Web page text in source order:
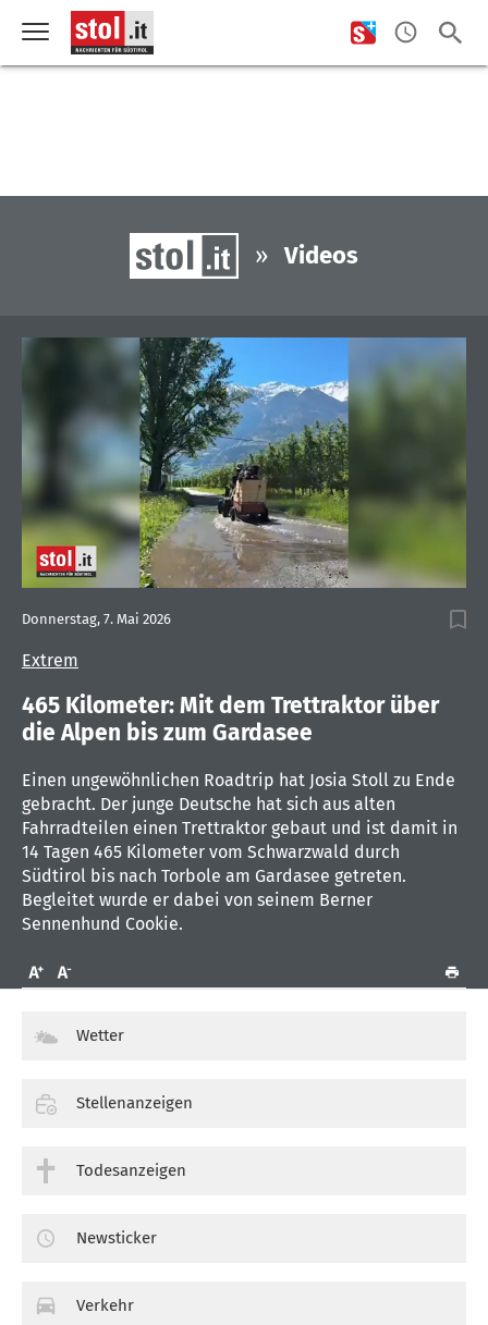
» Videos
seconds
of
minute,
seconds
Extrem
Donnerstag, 7. Mai 2026
465 Kilometer: Mit dem Trettraktor über
die Alpen bis zum Gardasee
Einen ungewöhnlichen Roadtrip hat Josia Stoll zu Ende
gebracht. Der junge Deutsche hat sich aus alten
Fahrradteilen einen Trettraktor gebaut und ist damit in
14 Tagen 465 Kilometer vom Schwarzwald durch
Südtirol bis nach Torbole am Gardasee getreten.
Begleitet wurde er dabei von seinem Berner
Sennenhund Cookie.
Wetter
Stellenanzeigen
Todesanzeigen
Newsticker
Verkehr